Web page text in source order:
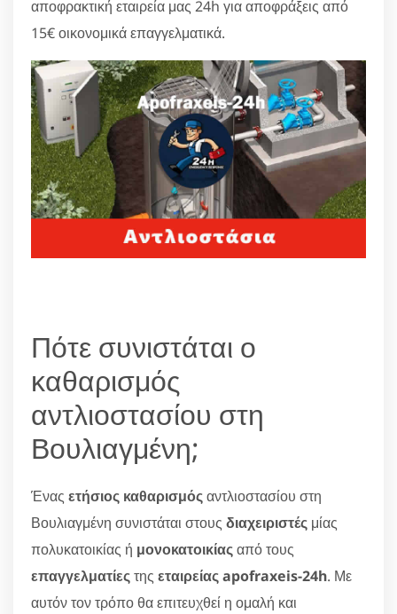
αποφρακτική εταιρεία μας 24h για αποφράξεις από
15€ οικονομικά επαγγελματικά.
Πότε συνιστάται ο
καθαρισμός
αντλιοστασίου στη
Βουλιαγμένη;
Ένας ετήσιος καθαρισμόςαντλιοστασίου στη
Βουλιαγμένη συνιστάται στους διαχειριστές μίας
πολυκατοικίας ή μονοκατοικίαςαπό τους
επαγγελματίεςτης εταιρείας apofraxeis-24h. Με
αυτόν τον τρόπο θα επιτευχθεί η ομαλή και